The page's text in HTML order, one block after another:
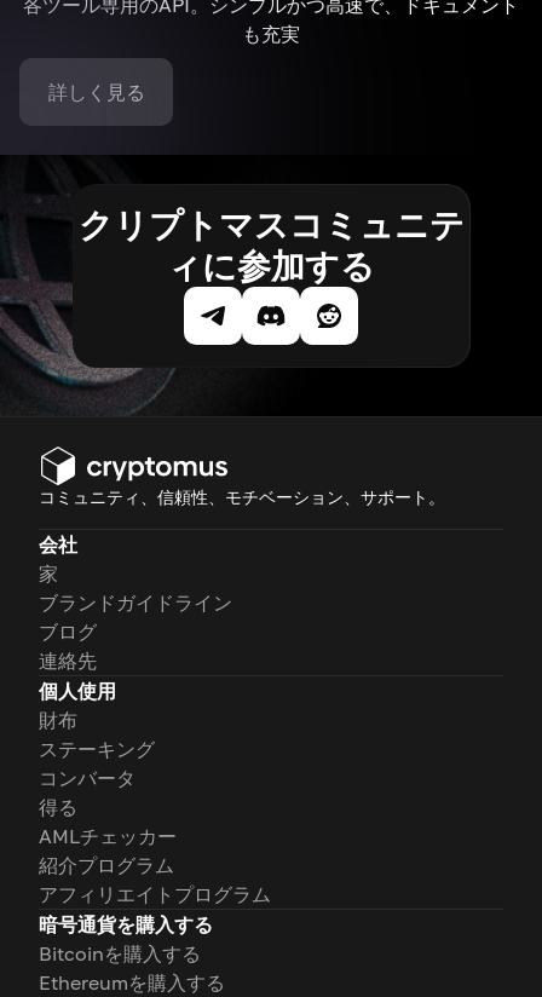
各ツール専用のAPI。シンプルかつ高速で、ドキュメント
も充実
詳しく見る
クリプトマスコミュニテ
ィに参加する
コミュニティ、信頼性、モチベーション、サポート。
会社
家
ブランドガイドライン
ブログ
連絡先
個人使用
財布
ステーキング
コンバータ
得る
AMLチェッカー
紹介プログラム
アフィリエイトプログラム
暗号通貨を購入する
Bitcoinを購入する
Ethereumを購入する